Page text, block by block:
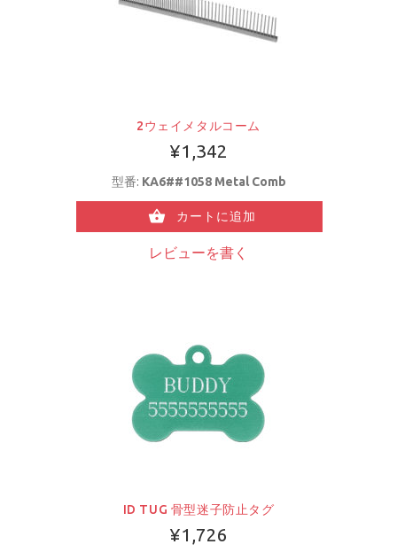
2ウェイメタルコーム
¥1,342
型番: KA6##1058 Metal Comb
カートに追加
レビューを書く
ID TUG 骨型迷子防止タグ
¥1,726